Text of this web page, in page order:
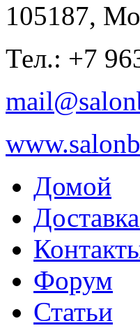
105187,
Тел.: +7
Домой
Форум
Статьи